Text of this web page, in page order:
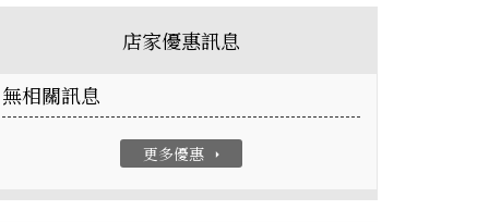
店家優惠訊息
無相關訊息
更多優惠 arrow_right